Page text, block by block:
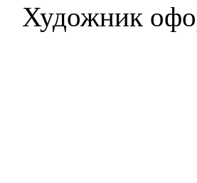
Художник